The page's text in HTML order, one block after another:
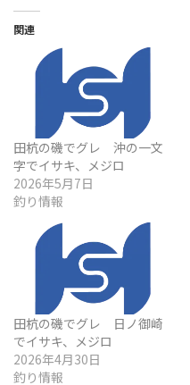
関連
田杭の磯でグレ 沖の一文
字でイサキ、メジロ
2026年5月7日
釣り情報
田杭の磯でグレ 日ノ御崎
でイサキ、メジロ
2026年4月30日
釣り情報